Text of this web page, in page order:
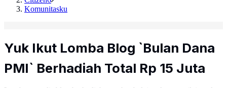
Komunitasku
Yuk Ikut Lomba Blog `Bulan Dana
PMI` Berhadiah Total Rp 15 Juta